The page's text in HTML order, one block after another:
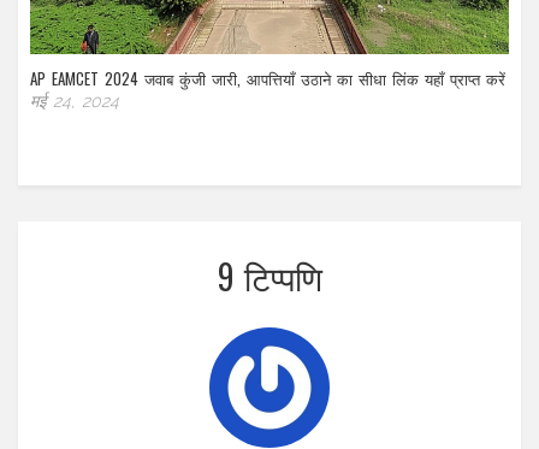
AP EAMCET 2024 जवाब कुंजी जारी, आपत्तियाँ उठाने का सीधा लिंक यहाँ प्राप्त करें
मई 24, 2024
9 टिप्पणि